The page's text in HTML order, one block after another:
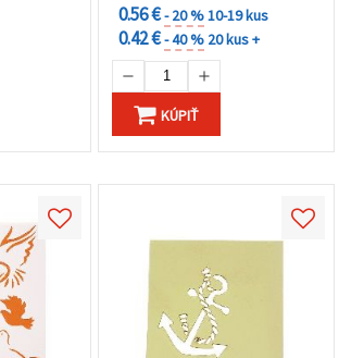
0.56 €- 20 %10-19 kus
0.42 €- 40 % 20 kus +
KÚPIŤ